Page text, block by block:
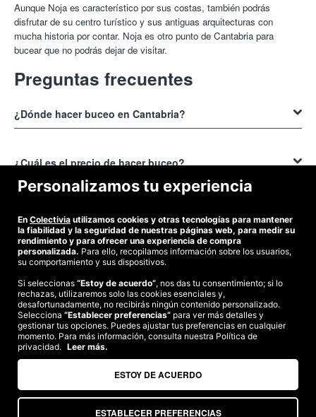
Aunque Noja es característico por sus costas, también podrás
disfrutar de su centro turístico y sus antiguas arquitecturas con
mucha historia por contar. Noja es otro punto de Cantabria para
bucear que no podrás dejar de visitar.
Preguntas frecuentes
¿Dónde hacer buceo en Cantabria?
y Santander en donde resaltará el nombre de la Isla de Mouro.
¿Cuál es el precio de hacer buceo?
El precio de hacer buceo en Cantabria va desde 30 a 70€.
Cantabria?
Consigue los mejores descuentos para hacer bautismo de buceo en
descubrir todas las ofertas que tenemos para ofrecer en Colectivia.
En la localidad que lo necesites. Compra el cupón y organicemos el
día para vivir una experiencia inolvidable de buceo en Cantabria.
©2026 Colectivia
Términos y condiciones|Política de privacidad|Política de cookies
Estudio turismo de verano 2020
Somos agencia de viajes. CIE: 2313
Personalizamos tu experiencia
En Colectivia utilizamos cookies y otras tecnologías para mantener
la fiabilidad y la seguridad de nuestras páginas web, para medir su
rendimiento y para ofrecer una experiencia de compra
personalizada. Para ello, recopilamos información sobre los usuarios,
su comportamiento y sus dispositivos.
Si seleccionas “Estoy de acuerdo”, nos das tu consentimiento; si lo
rechazas, utilizaremos solo las cookies esenciales y,
desafortunadamente, no recibirás ningún contenido personalizado.
Selecciona “Establecer preferencias” para ver más detalles y
gestionar tus opciones. Puedes ajustar tus preferencias en cualquier
momento. Para más información, consulta nuestra Política de
privacidad. Leer más.
ESTABLECER PREFERENCIAS
ESTOY DE ACUERDO